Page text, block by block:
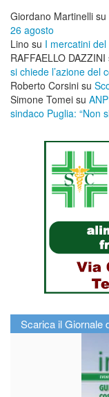
Giordano Martinelli su
26 agosto
Lino su I mercatini
RAFFAELLO DAZZINI
si chiede l’azione del
Roberto Corsini su
Simone Tomei su
sindaco Puglia: “Non
Scarica il Giornale